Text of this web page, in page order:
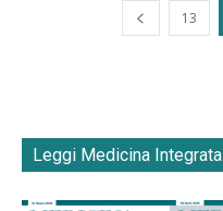
13
Leggi Medicina Integrata